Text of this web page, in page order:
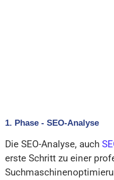
1. Phase - SEO-Analyse
Die SEO-Analyse, auch
erste Schritt zu einer